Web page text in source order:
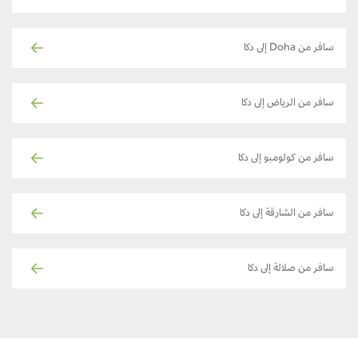
سافر من Doha إلى دكا
سافر من الرياض إلى دكا
سافر من كولومبو إلى دكا
سافر من الشارقة إلى دكا
سافر من صلالة إلى دكا